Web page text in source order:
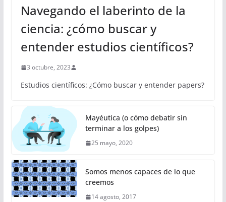
Navegando el laberinto de la
ciencia: ¿cómo buscar y
entender estudios científicos?
3 octubre, 2023
Estudios científicos: ¿Cómo buscar y entender papers?
Mayéutica (o cómo debatir sin
terminar a los golpes)
25 mayo, 2020
Somos menos capaces de lo que
creemos
14 agosto, 2017